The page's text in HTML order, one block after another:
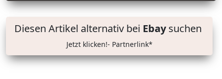
Diesen Artikel alternativ bei Ebaysuchen
Jetzt klicken!- Partnerlink*